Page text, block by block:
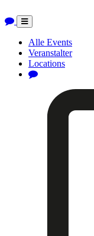
Toggle
navigation
Alle Events
Veranstalter
Locations